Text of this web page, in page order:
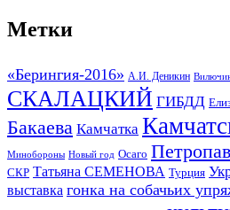
Метки
«Берингия-2016» А.И. Деникин
СКАЛАЦКИЙ ГИБДД
Бакаева Камчатка
Минобороны Новый год Осаго
СКР Татьяна СЕМЕНОВА Турция
выставка гонка на собачьих